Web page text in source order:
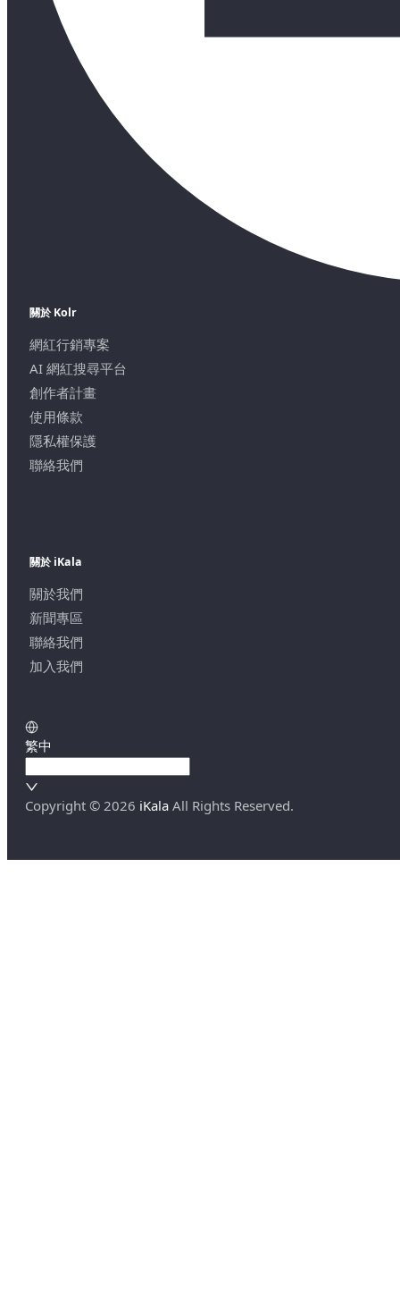
關於 Kolr
網紅行銷專案
AI 網紅搜尋平台
創作者計畫
使用條款
隱私權保護
聯絡我們
關於 iKala
關於我們
新聞專區
聯絡我們
加入我們
繁中
Copyright © 2026 iKala All Rights Reserved.